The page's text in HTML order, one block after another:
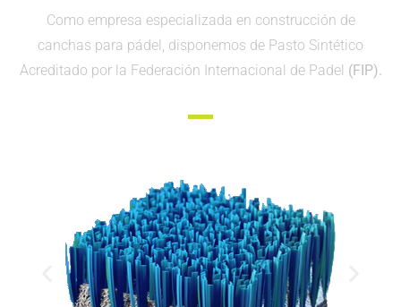
Como empresa especializada en construcción de
canchas para pádel, disponemos de Pasto Sintético
Acreditado por la Federación Internacional de Padel (FIP).